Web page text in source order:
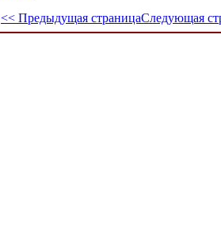
<< Предыдущая страницаСледующая